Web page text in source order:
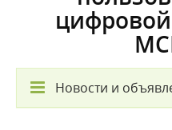
Новости и